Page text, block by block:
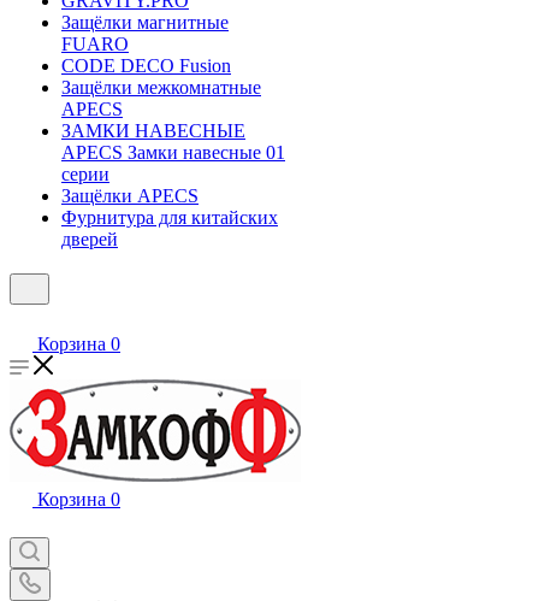
Защёлки магнитные
FUARO
CODE DECO Fusion
Защёлки межкомнатные
APECS
ЗАМКИ НАВЕСНЫЕ
APECS Замки навесные 01
серии
Защёлки APECS
Фурнитура для китайских
дверей
Корзина 0
Корзина 0